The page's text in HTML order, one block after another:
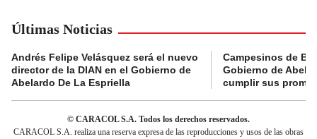
Últimas Noticias
Andrés Felipe Velásquez será el nuevo
director de la DIAN en el Gobierno de
Abelardo De La Espriella
Campesinos de
Gobierno de
cumplir sus
© CARACOL S.A. Todos los derechos reservados.
CARACOL S.A. realiza una reserva expresa de las reproducciones y usos de las obras